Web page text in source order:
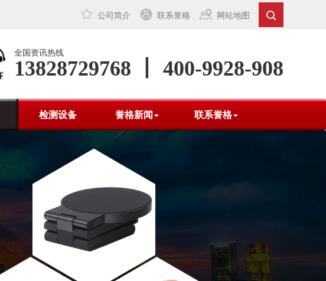
公司简介 联系誉格 网站地图
全国资讯热线
13828729768 丨 400-9928-908
检测设备 誉格新闻 联系誉格